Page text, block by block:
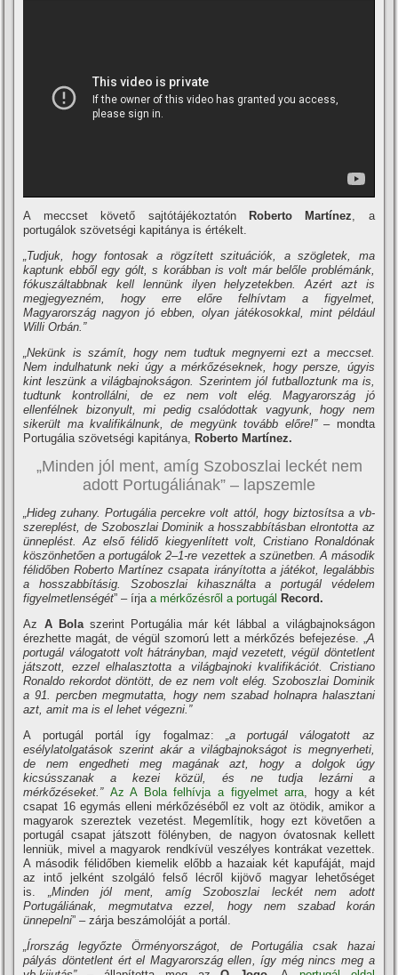
A meccset követő sajtótájékoztatón Roberto Martínez , a
portugálok szövetségi kapitánya is értékelt.
„Tudjuk, hogy fontosak a rögzített szituációk, a szögletek, ma
kaptunk ebből egy gólt, s korábban is volt már belőle problémánk,
fókuszáltabbnak kell lennünk ilyen helyzetekben. Azért azt is
megjegyezném, hogy erre előre felhívtam a figyelmet,
Magyarország nagyon jó ebben, olyan játékosokkal, mint például
Willi Orbán.”
„Nekünk is számít, hogy nem tudtuk megnyerni ezt a meccset.
Nem indulhatunk neki úgy a mérkőzéseknek, hogy persze, úgyis
kint leszünk a világbajnokságon. Szerintem jól futballoztunk ma is,
tudtunk kontrollálni, de ez nem volt elég. Magyarország jó
ellenfélnek bizonyult, mi pedig csalódottak vagyunk, hogy nem
sikerült ma kvalifikálnunk, de megyünk tovább előre!”– mondta
Portugália szövetségi kapitánya,Roberto Martínez.
„Minden jól ment, amíg Szoboszlai leckét nem
adott Portugáliának” – lapszemle
„Hideg zuhany. Portugália percekre volt attól, hogy biztosítsa a vb-
szereplést, de Szoboszlai Dominik a hosszabbításban elrontotta az
ünneplést. Az első félidő kiegyenlített volt, Cristiano Ronaldónak
köszönhetően a portugálok 2–1-re vezettek a szünetben. A második
félidőben Roberto Martínez csapata irányította a játékot, legalábbis
a hosszabbításig. Szoboszlai kihasználta a portugál védelem
figyelmetlenségét” – írjaa mérkőzésről a portugálRecord.
Az A Bola szerint Portugália már két lábbal a világbajnokságon
érezhette magát, de végül szomorú lett a mérkőzés befejezése. „ A
portugál válogatott volt hátrányban, majd vezetett, végül döntetlent
játszott, ezzel elhalasztotta a világbajnoki kvalifikációt. Cristiano
Ronaldo rekordot döntött, de ez nem volt elég. Szoboszlai Dominik
a 91. percben megmutatta, hogy nem szabad holnapra halasztani
azt, amit ma is el lehet végezni.”
A portugál portál így fogalmaz:
„a portugál válogatott az
esélylatolgatások szerint akár a világbajnokságot is megnyerheti,
de nem engedheti meg magának azt, hogy a dolgok úgy
kicsússzanak a kezei közül, és ne tudja lezárni a
mérkőzéseket.”Az A Bola felhívja a figyelmet arra , hogy a két
csapat 16 egymás elleni mérkőzéséből ez volt az ötödik, amikor a
magyarok szereztek vezetést. Megemlítik, hogy ezt követően a
portugál csapat játszott fölényben, de nagyon óvatosnak kellett
lenniük, mivel a magyarok rendkívül veszélyes kontrákat vezettek.
A második félidőben kiemelik előbb a hazaiak két kapufáját, majd
az intő jelként szolgáló felső lécről kijövő magyar lehetőséget
is.
„Minden jól ment, amíg Szoboszlai leckét nem adott
Portugáliának, megmutatva ezzel, hogy nem szabad korán
ünnepelni” – zárja beszámolóját a portál.
„Írország legyőzte Örményországot, de Portugália csak hazai
pályás döntetlent ért el Magyarország ellen, így még nincs meg a